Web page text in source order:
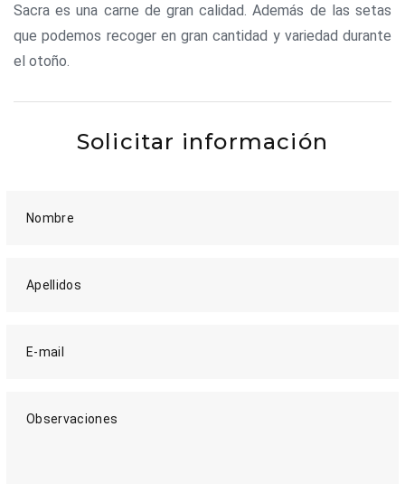
Sacra es una carne de gran calidad. Además de las setas
que podemos recoger en gran cantidad y variedad durante
el otoño.
Solicitar información
Nombre
Apellidos
E-mail
Observaciones